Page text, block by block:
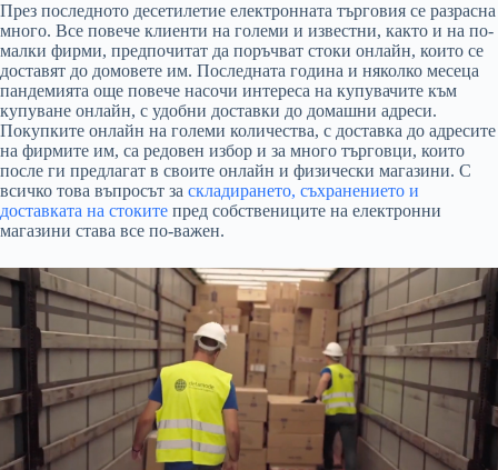
През последното десетилетие електронната търговия се разрасна
много. Все повече клиенти на големи и известни, както и на по-
малки фирми, предпочитат да поръчват стоки онлайн, които се
доставят до домовете им. Последната година и няколко месеца
пандемията още повече насочи интереса на купувачите към
купуване онлайн, с удобни доставки до домашни адреси.
Покупките онлайн на големи количества, с доставка до адресите
на фирмите им, са редовен избор и за много търговци, които
после ги предлагат в своите онлайн и физически магазини. С
всичко това въпросът за складирането, съхранението и
доставката на стоките пред собствениците на електронни
магазини става все по-важен.